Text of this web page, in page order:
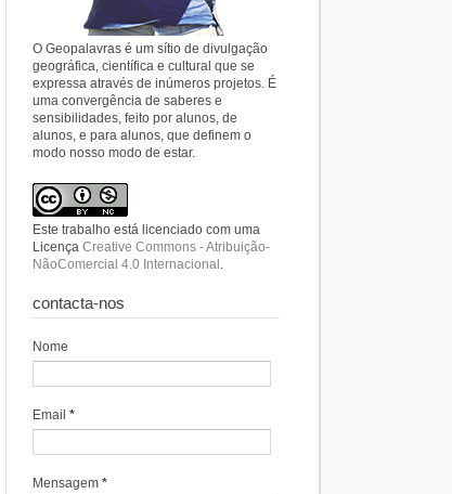
O Geopalavras é um sítio de divulgação
geográfica, científica e cultural que se
expressa através de inúmeros projetos. É
uma convergência de saberes e
sensibilidades, feito por alunos, de
alunos, e para alunos, que definem o
modo nosso modo de estar.
Este trabalho está licenciado com uma
Licença Creative Commons - Atribuição-
NãoComercial 4.0 Internacional .
contacta-nos
Nome
Email *
Mensagem *